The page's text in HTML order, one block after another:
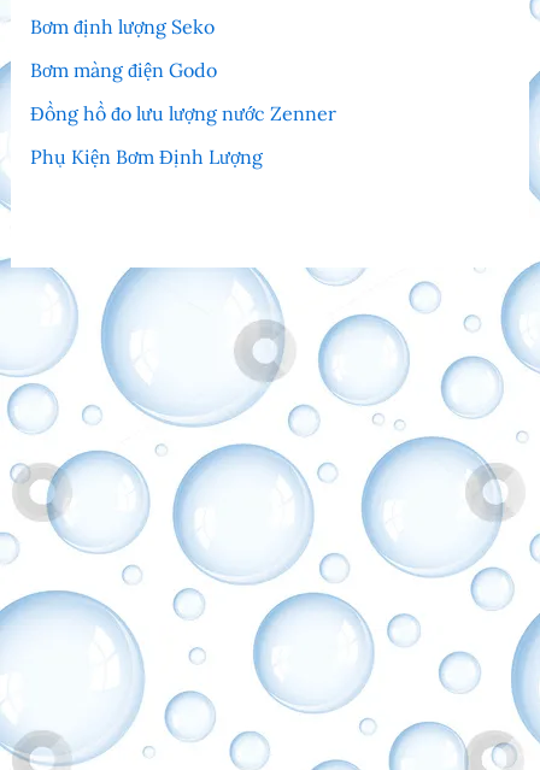
Bơm định lượng Seko
Bơm màng điện Godo
Đồng hồ đo lưu lượng nước Zenner
Phụ Kiện Bơm Định Lượng